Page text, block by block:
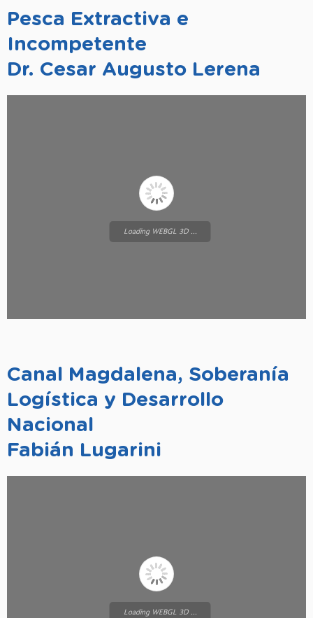
Pesca Extractiva e
Incompetente
Dr. Cesar Augusto Lerena
Loading WEBGL 3D ...
Canal Magdalena, Soberanía
Logística y Desarrollo
Nacional
Fabián Lugarini
Loading WEBGL 3D ...